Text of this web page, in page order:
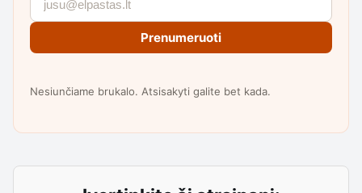
Prenumeruoti
Nesiunčiame brukalo. Atsisakyti galite bet kada.